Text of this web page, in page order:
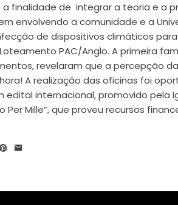
a finalidade de integrar a teoria e a
envolvendo a comunidade e a
de dispositivos climáticos
PAC/Anglo. A primeira
revelaram que a percepção
A realização das oficinas foi
edital internacional, promovido pela
Per Mille”, que proveu recursos